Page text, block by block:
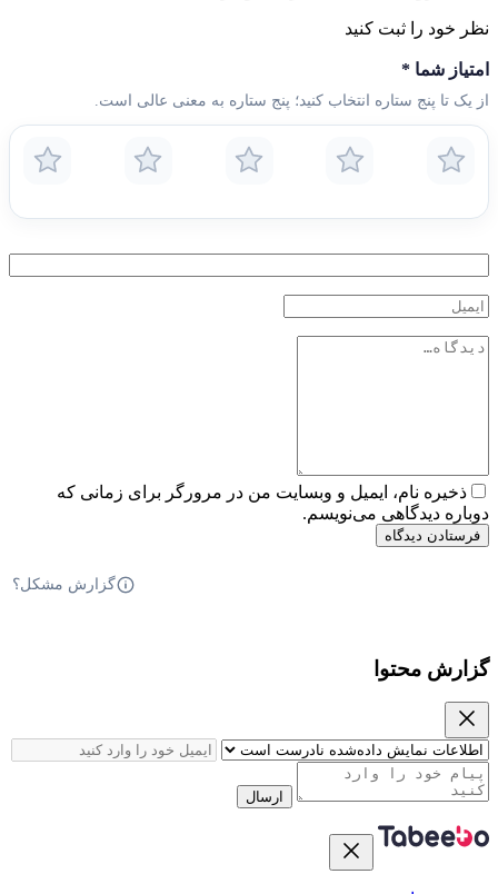
نظر خود را ثبت کنید
امتیاز شما *
از یک تا پنج ستاره انتخاب کنید؛ پنج ستاره به معنی عالی است.
ذخیره نام، ایمیل و وبسایت من در مرورگر برای زمانی که
دوباره دیدگاهی می‌نویسم.
فرستادن دیدگاه
گزارش مشکل؟
گزارش محتوا
ارسال